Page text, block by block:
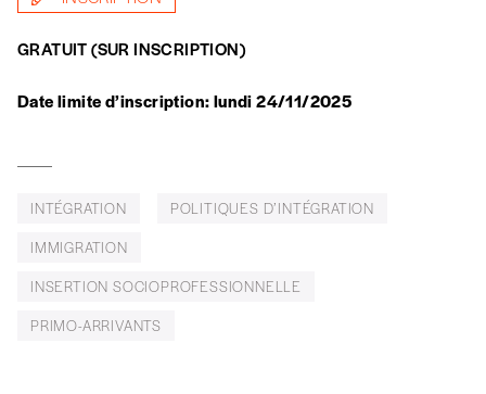
Je m'abonne à l'Imag
Je commande au numéro
uniquement)
GRATUIT (SUR INSCRIPTION)
Date limite d’inscription: lundi 24/11/2025
INTÉGRATION
POLITIQUES D’INTÉGRATION
IMMIGRATION
INSERTION SOCIOPROFESSIONNELLE
PRIMO-ARRIVANTS